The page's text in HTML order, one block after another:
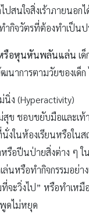
ปสนใจสิ่งเร้าภายนอกไ
ำกิจวัตรที่ต้องทำเป็นป
หรือหุนหันพลันแล่น เ
นาการตามวัยของเด็ก
นิ่ง (Hyperactivity)
สุข ชอบขยับมือและเท้
งในห้องเรียนหรือใน
หรือปีนป่ายสิ่งต่าง ๆ ใ
ล่นหรือทำกิจกรรมอย่า
จะวิ่งไป” หรือทำเหมื
ดไม่หยุด